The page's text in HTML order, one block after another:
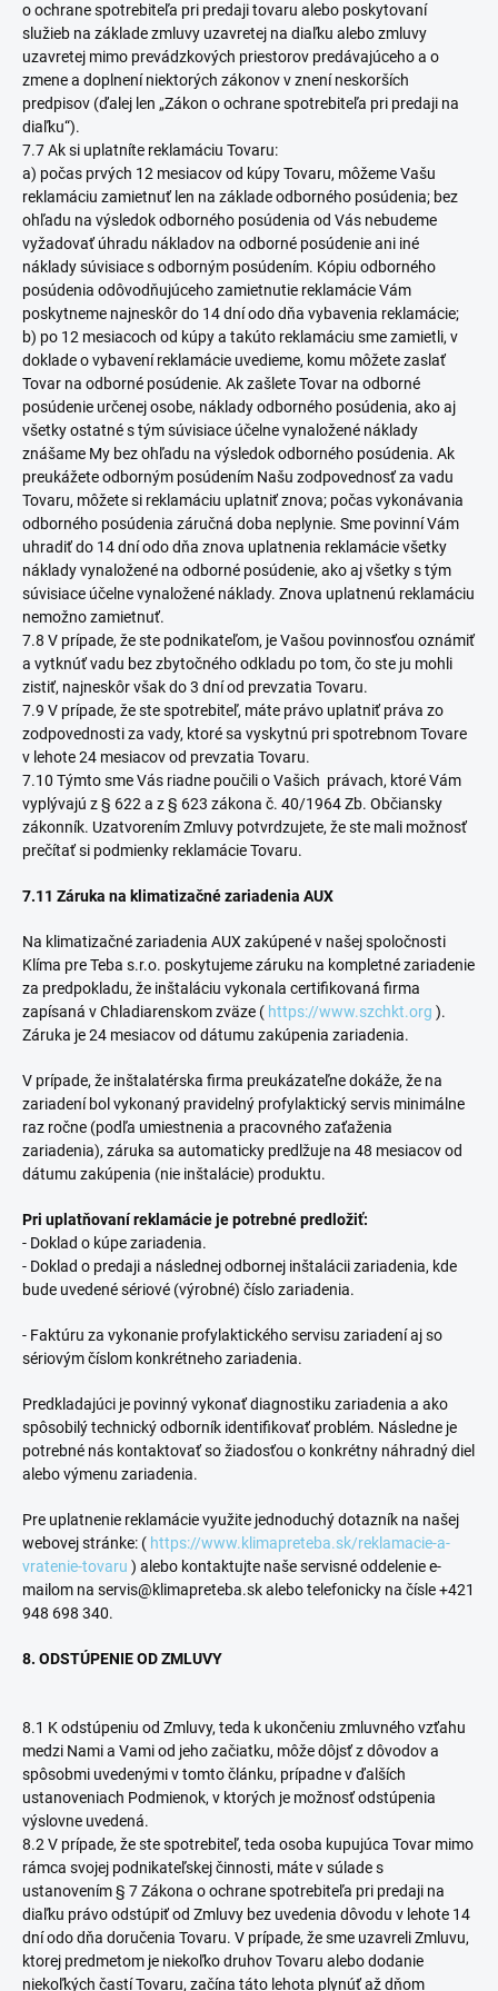
o ochrane spotrebiteľa pri predaji tovaru alebo poskytovaní
služieb na základe zmluvy uzavretej na diaľku alebo zmluvy
uzavretej mimo prevádzkových priestorov predávajúceho a o
zmene a doplnení niektorých zákonov v znení neskorších
predpisov (ďalej len „Zákon o ochrane spotrebiteľa pri predaji na
diaľku“).
7.7 Ak si uplatníte reklamáciu Tovaru:
a) počas prvých 12 mesiacov od kúpy Tovaru, môžeme Vašu
reklamáciu zamietnuť len na základe odborného posúdenia; bez
ohľadu na výsledok odborného posúdenia od Vás nebudeme
vyžadovať úhradu nákladov na odborné posúdenie ani iné
náklady súvisiace s odborným posúdením. Kópiu odborného
posúdenia odôvodňujúceho zamietnutie reklamácie Vám
poskytneme najneskôr do 14 dní odo dňa vybavenia reklamácie;
b) po 12 mesiacoch od kúpy a takúto reklamáciu sme zamietli, v
doklade o vybavení reklamácie uvedieme, komu môžete zaslať
Tovar na odborné posúdenie. Ak zašlete Tovar na odborné
posúdenie určenej osobe, náklady odborného posúdenia, ako aj
všetky ostatné s tým súvisiace účelne vynaložené náklady
znášame My bez ohľadu na výsledok odborného posúdenia. Ak
preukážete odborným posúdením Našu zodpovednosť za vadu
Tovaru, môžete si reklamáciu uplatniť znova; počas vykonávania
odborného posúdenia záručná doba neplynie. Sme povinní Vám
uhradiť do 14 dní odo dňa znova uplatnenia reklamácie všetky
náklady vynaložené na odborné posúdenie, ako aj všetky s tým
súvisiace účelne vynaložené náklady. Znova uplatnenú reklamáciu
nemožno zamietnuť.
7.8 V prípade, že ste podnikateľom, je Vašou povinnosťou oznámiť
a vytknúť vadu bez zbytočného odkladu po tom, čo ste ju mohli
zistiť, najneskôr však do 3 dní od prevzatia Tovaru.
7.9 V prípade, že ste spotrebiteľ, máte právo uplatniť práva zo
zodpovednosti za vady, ktoré sa vyskytnú pri spotrebnom Tovare
v lehote 24 mesiacov od prevzatia Tovaru.
7.10 Týmto sme Vás riadne poučili o Vašich právach, ktoré Vám
vyplývajú z § 622 a z § 623 zákona č. 40/1964 Zb. Občiansky
zákonník. Uzatvorením Zmluvy potvrdzujete, že ste mali možnosť
prečítať si podmienky reklamácie Tovaru.
7.11 Záruka na klimatizačné zariadenia AUX
Na klimatizačné zariadenia AUX zakúpené v našej spoločnosti
Klíma pre Teba s.r.o. poskytujeme záruku na kompletné zariadenie
za predpokladu, že inštaláciu vykonala certifikovaná firma
zapísaná v Chladiarenskom zväze ( https://www.szchkt.org ).
Záruka je 24 mesiacov od dátumu zakúpenia zariadenia.
V prípade, že inštalatérska firma preukázateľne dokáže, že na
zariadení bol vykonaný pravidelný profylaktický servis minimálne
raz ročne (podľa umiestnenia a pracovného zaťaženia
zariadenia), záruka sa automaticky predlžuje na 48 mesiacov od
dátumu zakúpenia (nie inštalácie) produktu.
Pri uplatňovaní reklamácie je potrebné predložiť:
- Doklad o kúpe zariadenia.
- Doklad o predaji a následnej odbornej inštalácii zariadenia, kde
bude uvedené sériové (výrobné) číslo zariadenia.
- Faktúru za vykonanie profylaktického servisu zariadení aj so
sériovým číslom konkrétneho zariadenia.
Predkladajúci je povinný vykonať diagnostiku zariadenia a ako
spôsobilý technický odborník identifikovať problém. Následne je
potrebné nás kontaktovať so žiadosťou o konkrétny náhradný diel
alebo výmenu zariadenia.
Pre uplatnenie reklamácie využite jednoduchý dotazník na našej
webovej stránke: ( https://www.klimapreteba.sk/reklamacie-a-
vratenie-tovaru ) alebo kontaktujte naše servisné oddelenie e-
mailom na servis@klimapreteba.sk alebo telefonicky na čísle +421
948 698 340.
8. ODSTÚPENIE OD ZMLUVY
8.1 K odstúpeniu od Zmluvy, teda k ukončeniu zmluvného vzťahu
medzi Nami a Vami od jeho začiatku, môže dôjsť z dôvodov a
spôsobmi uvedenými v tomto článku, prípadne v ďalších
ustanoveniach Podmienok, v ktorých je možnosť odstúpenia
výslovne uvedená.
8.2 V prípade, že ste spotrebiteľ, teda osoba kupujúca Tovar mimo
rámca svojej podnikateľskej činnosti, máte v súlade s
ustanovením § 7 Zákona o ochrane spotrebiteľa pri predaji na
diaľku právo odstúpiť od Zmluvy bez uvedenia dôvodu v lehote 14
dní odo dňa doručenia Tovaru. V prípade, že sme uzavreli Zmluvu,
ktorej predmetom je niekoľko druhov Tovaru alebo dodanie
niekoľkých častí Tovaru, začína táto lehota plynúť až dňom